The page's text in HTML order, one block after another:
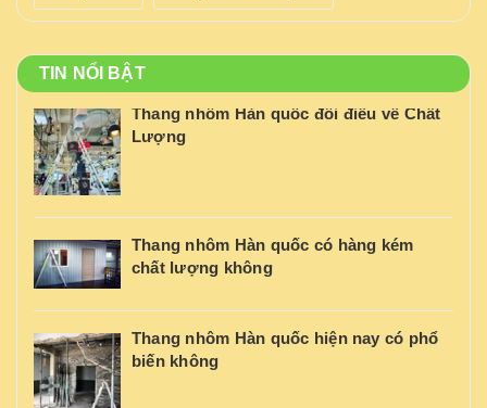
TIN NỔI BẬT
Thang nhôm Hàn quốc đôi điều về Chất
Lượng
Thang nhôm Hàn quốc có hàng kém
chất lượng không
Thang nhôm Hàn quốc hiện nay có phổ
biến không